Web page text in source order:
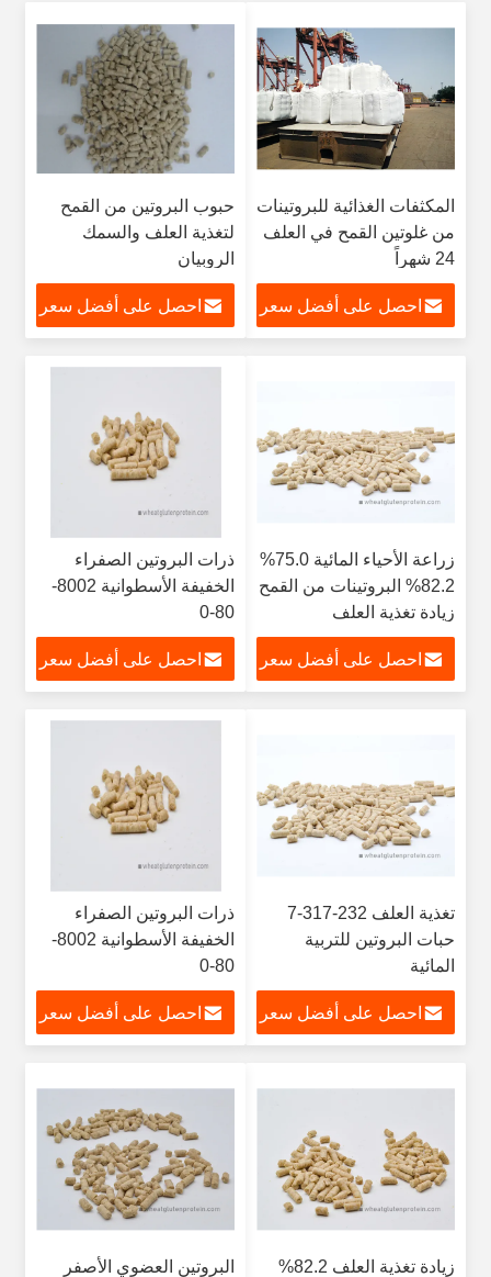
المكثفات الغذائية للبروتينات
من غلوتين القمح في العلف
24 شهراً
احصل على أفضل سعر
حبوب البروتين من القمح
لتغذية العلف والسمك
الروبيان
احصل على أفضل سعر
زراعة الأحياء المائية 75.0%
82.2% البروتينات من القمح
زيادة تغذية العلف
احصل على أفضل سعر
ذرات البروتين الصفراء
الخفيفة الأسطوانية 8002-
80-0
احصل على أفضل سعر
تغذية العلف 232-317-7
حبات البروتين للتربية
المائية
احصل على أفضل سعر
ذرات البروتين الصفراء
الخفيفة الأسطوانية 8002-
80-0
احصل على أفضل سعر
زيادة تغذية العلف 82.2%
البروتين العضوي الأصفر